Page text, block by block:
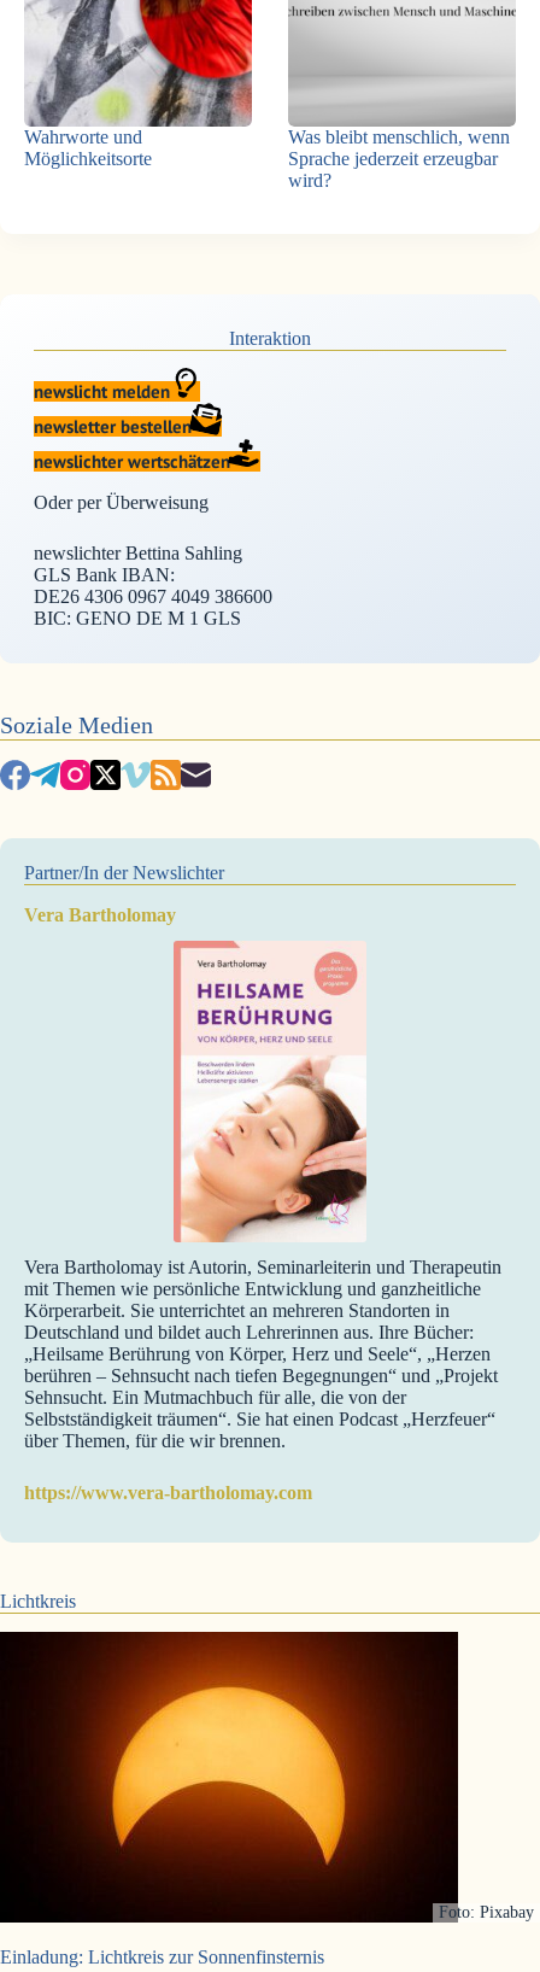
Wahrworte und
Möglichkeitsorte
Was bleibt menschlich, wenn
Sprache jederzeit erzeugbar
wird?
Interaktion
newslicht melden
newsletter bestellen
newslichter wertschätzen
Oder per Überweisung
newslichter Bettina Sahling
GLS Bank IBAN:
DE26 4306 0967 4049 386600
BIC: GENO DE M 1 GLS
Soziale Medien
Partner/In der Newslichter
Vera Bartholomay
Vera Bartholomay ist Autorin, Seminarleiterin und Therapeutin
mit Themen wie persönliche Entwicklung und ganzheitliche
Körperarbeit. Sie unterrichtet an mehreren Standorten in
Deutschland und bildet auch Lehrerinnen aus. Ihre Bücher:
„Heilsame Berührung von Körper, Herz und Seele“, „Herzen
berühren – Sehnsucht nach tiefen Begegnungen“ und „Projekt
Sehnsucht. Ein Mutmachbuch für alle, die von der
Selbstständigkeit träumen“. Sie hat einen Podcast „Herzfeuer“
über Themen, für die wir brennen.
https://www.vera-bartholomay.com
Lichtkreis
Foto: Pixabay
Einladung: Lichtkreis zur Sonnenfinsternis